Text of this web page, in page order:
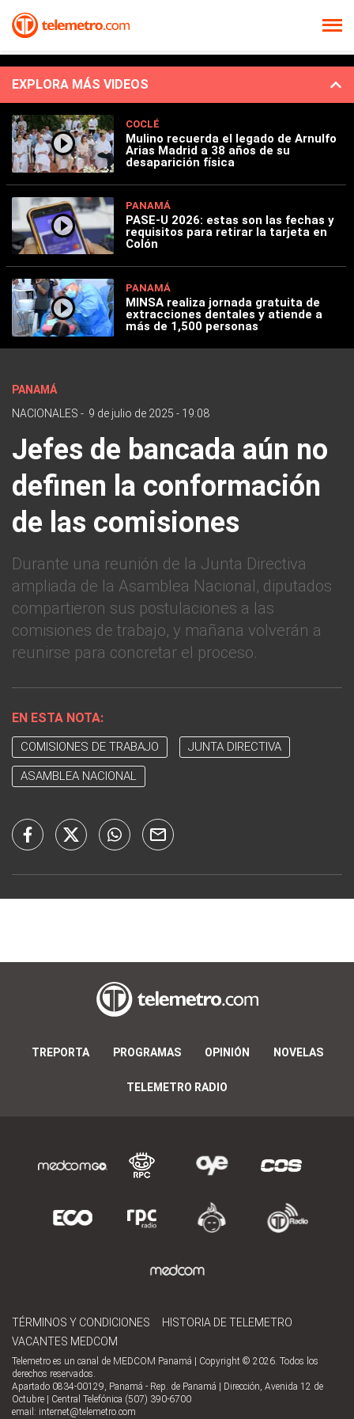
EXPLORA MÁS VIDEOS
COCLÉ
Mulino recuerda el legado de Arnulfo
Arias Madrid a 38 años de su
desaparición física
PANAMÁ
PASE-U 2026: estas son las fechas y
requisitos para retirar la tarjeta en
Colón
PANAMÁ
MINSA realiza jornada gratuita de
extracciones dentales y atiende a
más de 1,500 personas
PANAMÁ
NACIONALES - 9 de julio de 2025 - 19:08
Jefes de bancada aún no
definen la conformación
de las comisiones
Durante una reunión de la Junta Directiva
ampliada de la Asamblea Nacional, diputados
compartieron sus postulaciones a las
comisiones de trabajo, y mañana volverán a
reunirse para concretar el proceso.
EN ESTA NOTA:
COMISIONES DE TRABAJO JUNTA DIRECTIVA
ASAMBLEA NACIONAL
TREPORTA PROGRAMAS OPINIÓN NOVELAS
TELEMETRO RADIO
TÉRMINOS Y CONDICIONES
HISTORIA DE TELEMETRO
VACANTES MEDCOM
Telemetro es un canal de MEDCOM Panamá | Copyright © 2026. Todos los
derechos reservados.
Apartado 0834-00129, Panamá - Rep. de Panamá | Dirección, Avenida 12 de
Octubre | Central Telefónica (507) 390-6700
email: internet@telemetro.com